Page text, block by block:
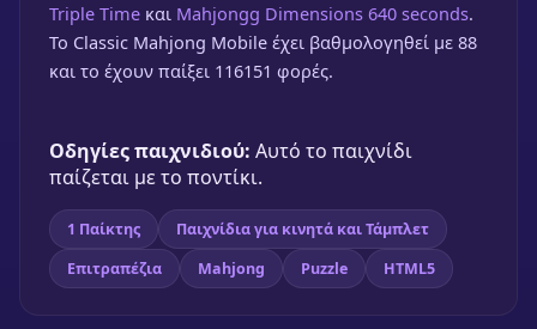
Classic Mahjong Mobile
★88%🎮 1 Παίκτης
Triple Time και Mahjongg Dimensions 640 seconds.
Το Classic Mahjong Mobile έχει βαθμολογηθεί με 88
και το έχουν παίξει 116151 φορές.
Οδηγίες παιχνιδιού: Αυτό το παιχνίδι
παίζεται με το ποντίκι.
1 Παίκτης
Παιχνίδια για κινητά και Τάμπλετ
Επιτραπέζια
Mahjong Puzzle HTML5